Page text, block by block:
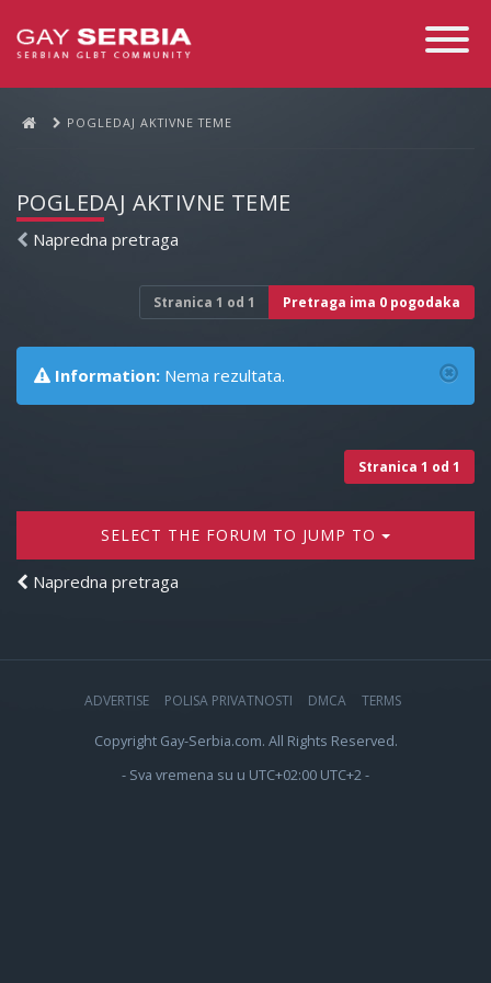
Toggle
POGLEDAJ AKTIVNE TEME
POGLEDAJ AKTIVNE TEME
Napredna pretraga
Stranica 1 od 1 Pretraga ima 0 pogodaka
Information: Nema rezultata.
Stranica 1 od 1
SELECT THE FORUM TO JUMP TO
Napredna pretraga
ADVERTISE POLISA PRIVATNOSTI DMCA TERMS
Copyright Gay-Serbia.com. All Rights Reserved.
- Sva vremena su u UTC+02:00 UTC+2 -